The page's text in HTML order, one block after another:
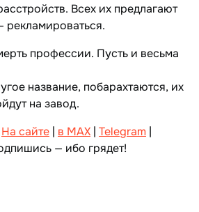
Всех их предлагают
рекламироваться.
профессии. Пусть и весьма
название, побарахтаются, их
на завод.
На сайте | в MAX | Telegram |
— ибо грядет!